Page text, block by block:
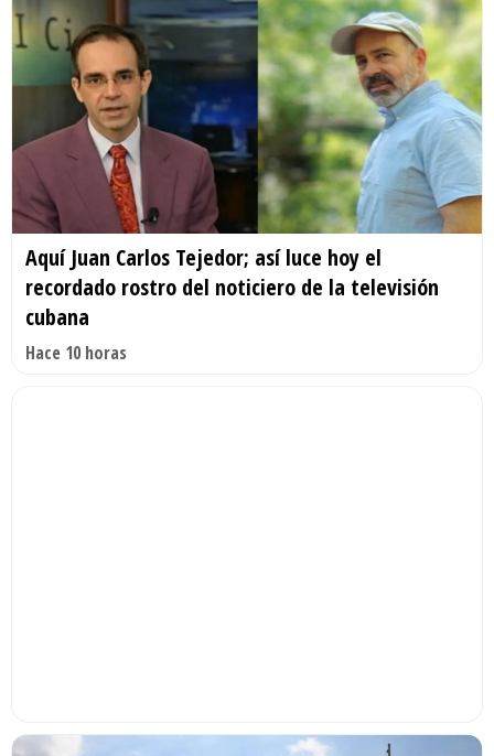
Aquí Juan Carlos Tejedor; así luce hoy el
recordado rostro del noticiero de la televisión
cubana
Hace 10 horas